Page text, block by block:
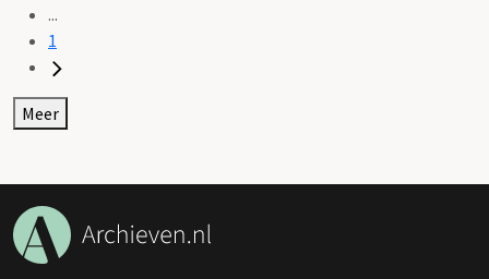
...
1
Meer